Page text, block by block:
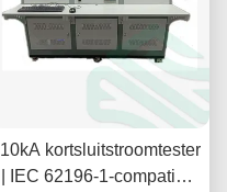
10kA kortsluitstroomtester
| IEC 62196-1-compatibel